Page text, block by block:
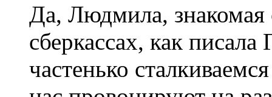
Да, Людмила, знакомая
сберкассах, как
частенько